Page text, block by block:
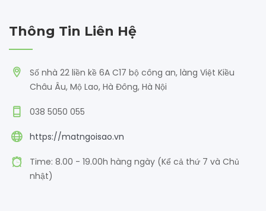
Thông Tin Liên Hệ
Số nhà 22 liền kề 6A C17 bộ công an, làng Việt Kiều
Châu Âu, Mộ Lao, Hà Đông, Hà Nội
038 5050 055
https://matngoisao.vn
Time: 8.00 - 19.00h hàng ngày (Kể cả thứ 7 và Chủ
nhật)